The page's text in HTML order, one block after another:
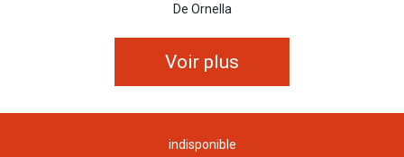
De Ornella
Voir plus
indisponible